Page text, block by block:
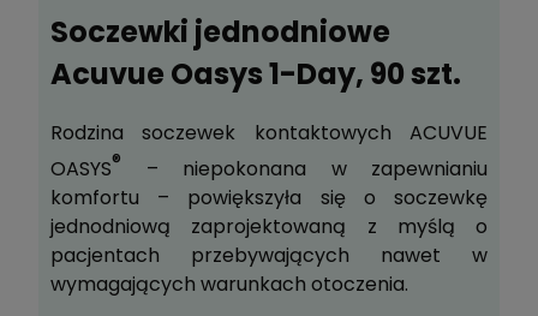
Zapytaj o produkt
Poleć znajomemu
Dodaj do schowka
Soczewki jednodniowe
Acuvue Oasys 1-Day, 90 szt.
Rodzina soczewek kontaktowych ACUVUE
OASYS® – niepokonana w zapewnianiu
komfortu – powiększyła się o soczewkę
jednodniową zaprojektowaną z myślą o
pacjentach przebywających nawet w
wymagających warunkach otoczenia.